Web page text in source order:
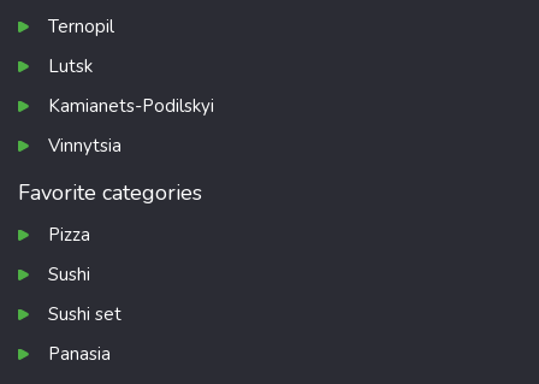
Ternopil
Lutsk
Kamianets-Podilskyi
Vinnytsia
Favorite categories
Pizza
Sushi
Sushi set
Panasia